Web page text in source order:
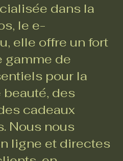
dans la
le e-
elle offre un fort
gamme de
pour la
des
cadeaux
Nous nous
ligne et directes